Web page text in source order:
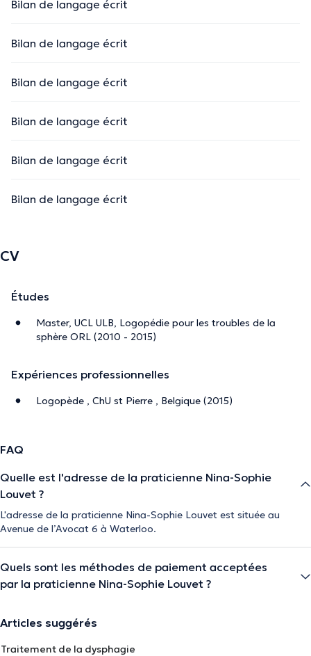
Bilan de langage écrit
Bilan de langage écrit
Bilan de langage écrit
Bilan de langage écrit
Bilan de langage écrit
Bilan de langage écrit
CV
Études
Master, UCL ULB, Logopédie pour les troubles de la
sphère ORL (2010 - 2015)
Expériences professionnelles
Logopède , ChU st Pierre , Belgique (2015)
FAQ
Quelle est l'adresse de la praticienne Nina-Sophie
Louvet ?
L'adresse de la praticienne Nina-Sophie Louvet est située au
Avenue de l’Avocat 6 à Waterloo.
Quels sont les méthodes de paiement acceptées
par la praticienne Nina-Sophie Louvet ?
Articles suggérés
Traitement de la dysphagie